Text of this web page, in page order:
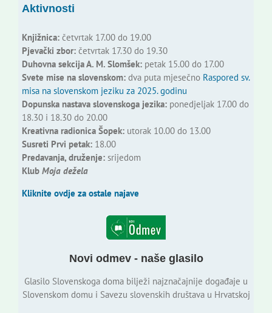
Aktivnosti
Knjižnica:četvrtak 17.00 do 19.00
Pjevački zbor:četvrtak 17.30 do 19.30
Duhovna sekcija A. M. Slomšek:petak 15.00 do 17.00
Svete mise na slovenskom:dva puta mjesečno Raspored sv.
misa na slovenskom jeziku za 2025. godinu
Dopunska nastava slovenskoga jezika:ponedjeljak 17.00 do
18.30 i 18.30 do 20.00
Kreativna radionica Šopek:utorak 10.00 do 13.00
Susreti Prvi petak:18.00
Predavanja, druženje:srijedom
Klub Moja dežela
Kliknite ovdje za ostale najave
Novi odmev - naše glasilo
Glasilo Slovenskoga doma bilježi najznačajnije događaje u
Slovenskom domu i Savezu slovenskih društava u Hrvatskoj